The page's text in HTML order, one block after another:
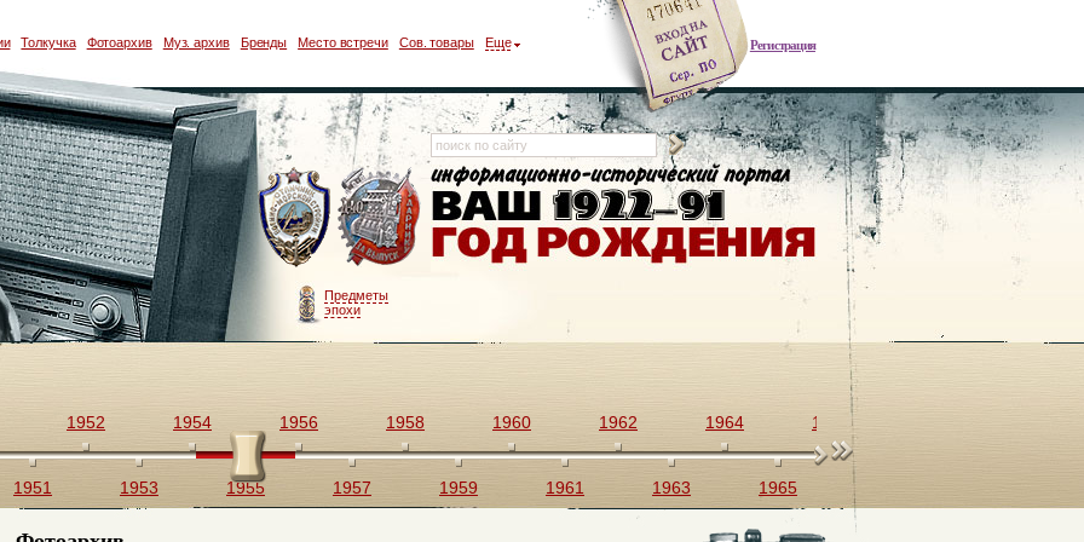
Регистрация
Толкучка Фотоархив Муз. архив Бренды Место встречи Сов. товары Еще
Предметы
эпохи
1951
1952
1953
1954
1955
1956
1957
1958
1959
1960
1961
1962
1963
1964
1965
1966